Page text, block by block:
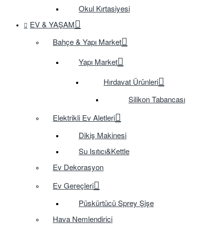
Okul Kırtasiyesi
EV & YAŞAM
Bahçe & Yapı Market
Yapı Market
Hırdavat Ürünleri
Silikon Tabancası
Elektrikli Ev Aletleri
Dikiş Makinesi
Su Isıtıcı&Kettle
Ev Dekorasyon
Ev Gereçleri
Püskürtücü Sprey Şişe
Hava Nemlendirici